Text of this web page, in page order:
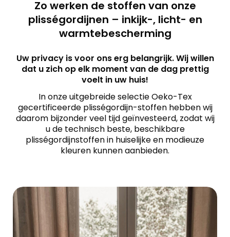
Zo werken de stoffen van onze
plisségordijnen – inkijk-, licht- en
warmtebescherming
Uw privacy is voor ons erg belangrijk. Wij willen
dat u zich op elk moment van de dag prettig
voelt in uw huis!
In onze uitgebreide selectie Oeko-Tex
gecertificeerde plisségordijn-stoffen hebben wij
daarom bijzonder veel tijd geïnvesteerd, zodat wij
u de technisch beste, beschikbare
plisségordijnstoffen in huiselijke en modieuze
kleuren kunnen aanbieden.